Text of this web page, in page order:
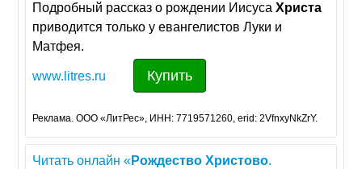
Подробный рассказ о рождении ИисусаХриста
приводится только у евангелистов Луки и
Матфея.
www.litres.ru Купить
Реклама. ООО «ЛитРес», ИНН: 7719571260, erid: 2VfnxyNkZrY.
Читать онлайн «Рождество Христово.